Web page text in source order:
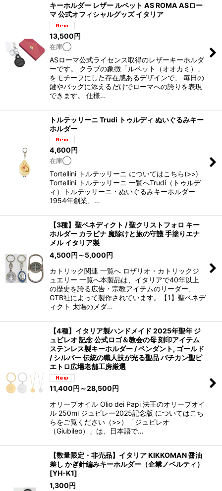
キーホルダー レザー ルペット AS ROMA ASロー
マ 公式オフィシャルグッズ イタリア
13,500円
在庫◯
ASローマ公式ライセンス取得のレザーキーホルダ
ーです。 クラブの象徴「ルペット（オオカミ）」
をモチーフにした存在感あるデザインで、 毎日の
鍵やバッグに添えるだけでローマへの誇りを表現
できます。 仕様…
トルテッリーニ Trudi トゥルディ ぬいぐるみキー
ホルダー
4,600円
在庫◯
Tortellini トルテッリーニ についてはこちら(>>)
Tortellini トルテッリーニ 一覧へTrudi（トゥルデ
ィ）トルテッリーニ・ぬいぐるみキーホルダー
1954年創業、…
【3種】聖ベネディクト / 聖クリストフォロ キー
ホルダー カラビナ 魔除けと旅の守護 手塗りエナ
メル イタリア製
4,500円 ～5,000円
カトリック関連 一覧へ ロザリオ・カトリックジ
ュエリー 一覧へ本製品は、イタリアで40年以上
の歴史を誇る広告・宗教アイテムのリーダー、
GTB社によって製作されています。【1】聖ベネデ
ィクト 太陽のメダ…
【4種】イタリア製ハンドメイド 2025年聖年 ジ
ュビレオ 記念 公式ロゴ＆教会の母 刻印アイテム
ステンレス製キーホルダー / ペンダント, ゴールド
/ シルバー 伝統の職人技が光る聖品 バチカン聖ピ
エトロ広場老舗工房厳選
11,400円 ～28,500円
オリーブオイル Olio dei Papi 法王のオリーブオイ
ル 250ml ジュビレー2025記念版 についてはこち
らをご覧ください（>>）「ジュビレオ
（Giubileo）」は、日本語で…
【数量限定・非売品】イタリア KIKKOMAN 醤油
差し かぎ針編みキーホルダー（企業ノベルティ）
[YH-K1]
1,300円